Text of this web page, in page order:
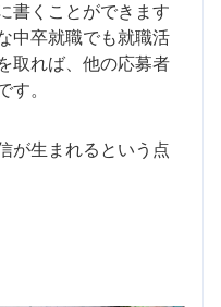
書くことができます
中卒就職でも就職活
取れば、他の応募者
す。
が生まれるという点